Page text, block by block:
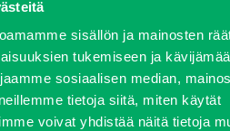
sisällön ja mainosten
tukemiseen ja
sosiaalisen median,
tietoja siitä, miten käytät
voivat yhdistää näitä tietoja
hinnat.